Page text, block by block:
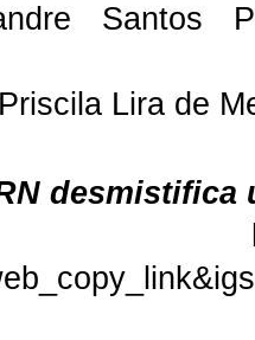
Santos
Lira de